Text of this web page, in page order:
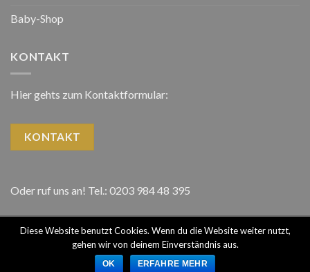
Baby-Shop
KONTAKT
Hier gehts zum Kontaktformular:
KONTAKT
Oder ruf uns an! Tel.: 0203 984 48 395
Copyright 2026 ©Ekershop
Diese Website benutzt Cookies. Wenn du die Website weiter nutzt,
gehen wir von deinem Einverständnis aus.
OK ERFAHRE MEHR